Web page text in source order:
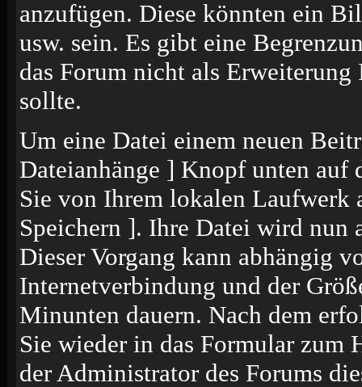
anzufügen. Diese könnten ein
usw. sein. Es gibt eine
das Forum nicht als
sollte.
Um eine Datei einem neuen
Dateianhänge ] Knopf unten auf
Sie von Ihrem lokalen
Speichern ]. Ihre Datei wird nun
Dieser Vorgang kann abhängig
Internetverbindung und der
Minunten dauern. Nach dem
Sie wieder in das Formular zum
der Administrator des Forums